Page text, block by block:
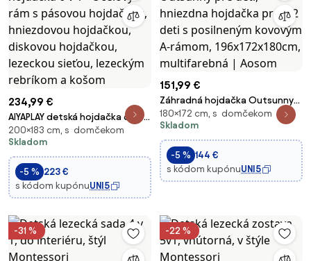
234,99 €
AIYAPLAY detská hojdačka 6 v 1 -
Oceľový rám s pásovou
hojdačkou, hniezdovou
hojdačkou, diskovou
hojdačkou, lezeckou sieťou,
lezeckým rebríkom a košom
200×183 cm, s domčekom
Skladom
-5 % 223 €
s kódom kupónuUNI5
151,99 €
Záhradná hojdačka Outsunny
pre deti, hniezdna hojdačka
pre 1-2 deti s posilneným
kovovým A-rámom,
196x172x180cm, multifarebná |
Aosom
180×172 cm, s domčekom
Skladom
-5 % 144 €
s kódom kupónuUNI5
-31 % -22 %